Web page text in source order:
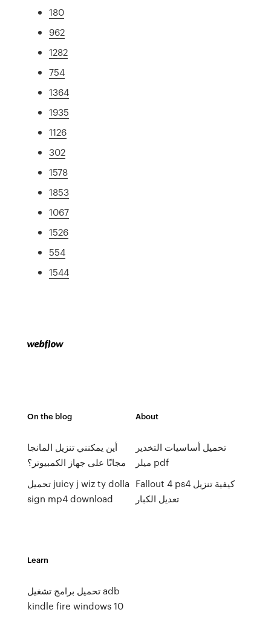
180
962
1282
754
1364
1935
1126
302
1578
1853
1067
1526
554
1544
On the blog
أين يمكنني تنزيل المانجا
مجانًا على جهاز الكمبيوتر؟
تحميل juicy j wiz ty dolla
sign mp4 download
About
تحميل أساسيات التخدير
ميلر pdf
Fallout 4 ps4 كيفية تنزيل
تعديل الكبار
Learn
تحميل برامج تشغيل adb
kindle fire windows 10